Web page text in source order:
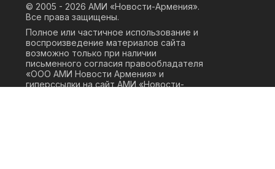
© 2005 - 2026 АМИ «Новости-Армения».
Все права защищены.
Полное или частичное использование и
воспроизведение материалов сайта
возможно только при наличии
письменного согласия правообладателя
«ООО АМИ Новости Армения» и
гиперссылки на сайт АМИ «Новости-